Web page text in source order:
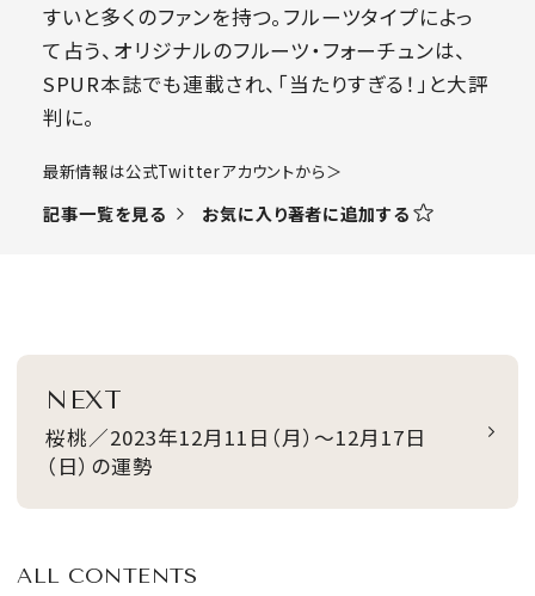
すいと多くのファンを持つ。フルーツタイプによっ
て占う、オリジナルのフルーツ・フォーチュンは、
SPUR本誌でも連載され、「当たりすぎる！」と大評
判に。
​最新情報は公式Twitterアカウントから＞
記事一覧を見る お気に入り著者に追加する
NEXT
桜桃／2023年12月11日（月）～12月17日
（日）の運勢
ALL CONTENTS